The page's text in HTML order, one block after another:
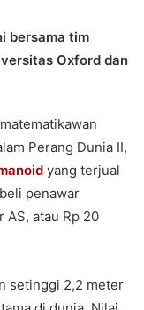
bersama tim
Oxford dan
Perang Dunia II,
yang terjual
penawar
atau Rp 20
setinggi 2,2 meter